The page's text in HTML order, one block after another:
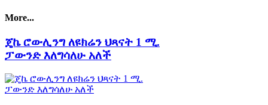
More...
ጄኬ ሮውሊንግ ለዩክሬን ህጻናት 1 ሚ.
ፓውንድ እለግሳለሁ አለች